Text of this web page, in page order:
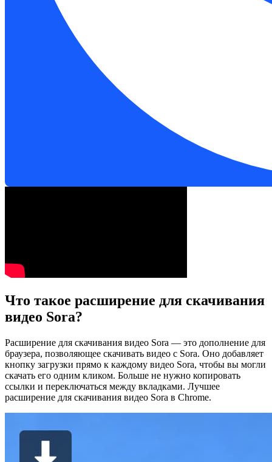
Что такое расширение для скачивания
видео Sora?
Расширение для скачивания видео Sora — это дополнение для
браузера, позволяющее скачивать видео с Sora. Оно добавляет
кнопку загрузки прямо к каждому видео Sora, чтобы вы могли
скачать его одним кликом. Больше не нужно копировать
ссылки и переключаться между вкладками. Лучшее
расширение для скачивания видео Sora в Chrome.